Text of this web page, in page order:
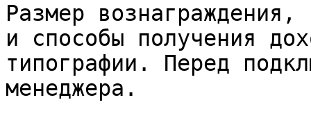
Размер
и способы получения
типографии. Перед
менеджера.